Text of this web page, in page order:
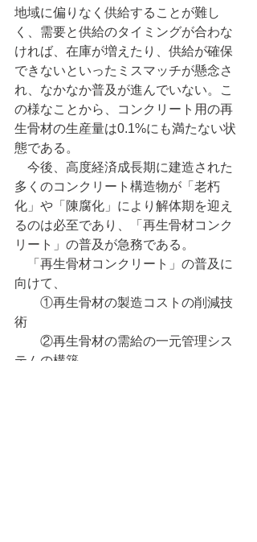
地域に偏りなく供給することが難し
く、需要と供給のタイミングが合わな
ければ、在庫が増えたり、供給が確保
できないといったミスマッチが懸念さ
れ、なかなか普及が進んでいない。こ
の様なことから、コンクリート用の再
生骨材の生産量は0.1%にも満たない状
態である。
今後、高度経済成長期に建造された
多くのコンクリート構造物が「老朽
化」や「陳腐化」により解体期を迎え
るのは必至であり、「再生骨材コンク
リート」の普及が急務である。
「再生骨材コンクリート」の普及に
向けて、
①再生骨材の製造コストの削減技
術
②再生骨材の需給の一元管理シス
テムの構築